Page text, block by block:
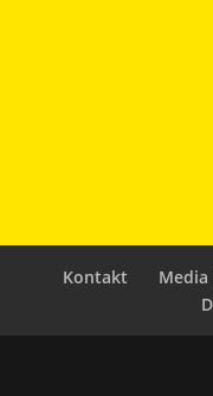
Kontakt Media